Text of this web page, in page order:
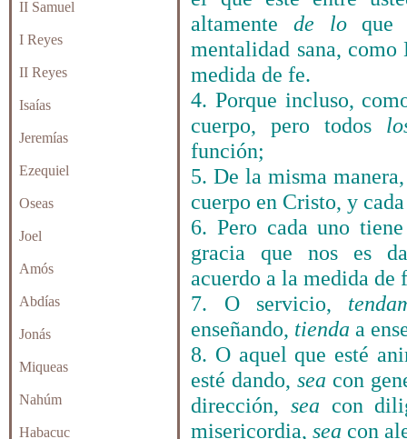
II Samuel
I Reyes
II Reyes
Isaías
Jeremías
Ezequiel
Oseas
Joel
Amós
Abdías
Jonás
Miqueas
Nahúm
Habacuc
altamentede loque
mentalidad sana,
medida de fe.
4. Porque incluso,
cuerpo, pero todos
función;
5. De la misma
cuerpo en Cristo, y
6. Pero cada uno
gracia que nos es
acuerdo a la medida de
7. O servicio,
enseñando, tienda a
8. O aquel que esté
esté dando,sea con
dirección,sea con
misericordia,sea con